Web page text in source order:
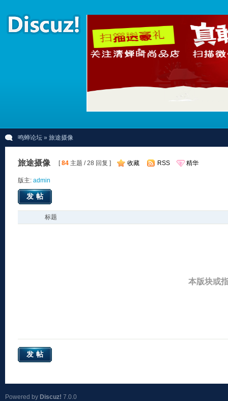
鸣蝉论坛 » 旅途摄像
旅途摄像 [84 主题 / 28 回复 ] 收藏 RSS 精华
版主: admin
发帖
标题
本版块或
发帖
Powered by Discuz! 7.0.0